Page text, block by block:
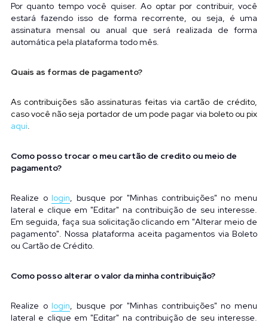
Por quanto tempo você quiser. Ao optar por contribuir, você
estará fazendo isso de forma recorrente, ou seja, é uma
assinatura mensal ou anual que será realizada de forma
automática pela plataforma todo mês.
Quais as formas de pagamento?
As contribuições são assinaturas feitas via cartão de crédito,
caso você não seja portador de um pode pagar via boleto ou pix
aqui.
Como posso trocar o meu cartão de credito ou meio de
pagamento?
Realize o login, busque por "Minhas contribuições" no menu
lateral e clique em "Editar" na contribuição de seu interesse.
Em seguida, faça sua solicitação clicando em "Alterar meio de
pagamento". Nossa plataforma aceita pagamentos via Boleto
ou Cartão de Crédito.
Como posso alterar o valor da minha contribuição?
Realize o login, busque por "Minhas contribuições" no menu
lateral e clique em "Editar" na contribuição de seu interesse.